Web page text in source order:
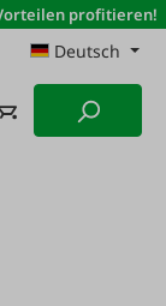
profitieren!
Deutsch